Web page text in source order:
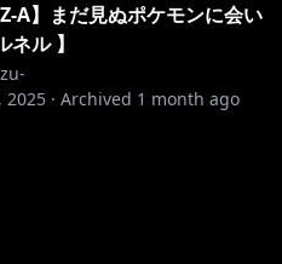
A】まだ見ぬポケモンに会い
ル 】
2025 · Archived 1 month ago